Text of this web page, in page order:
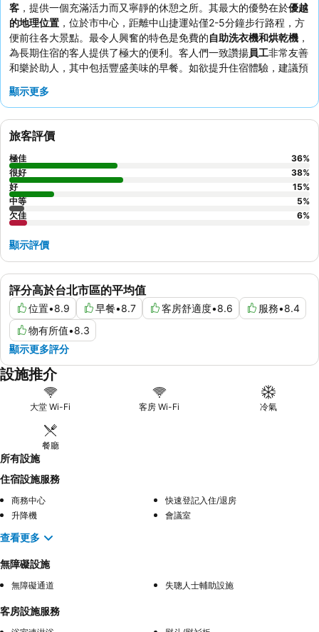
客 ，提供一個充滿活力而又寧靜的休憩之所。其最大的優勢在於優越
的地理位置 ，位於市中心，距離中山捷運站僅2-5分鐘步行路程，方
便前往各大景點。最令人興奮的特色是免費的自助洗衣機和烘乾機 ，
為長期住宿的客人提供了極大的便利。客人們一致讚揚員工非常友善
和樂於助人，其中包括豐盛美味的早餐。如欲提升住宿體驗，建議預
顯示更多
評分高於台北市區的平均值
位置•8.9 早餐•8.7 客房舒適度•8.6 服務•8.4
物有所值•8.3
顯示更多評分
旅客評價
極佳 36%
很好
38%
好
15%
中等
5%
欠佳
6%
顯示評價
設施推介
大堂 Wi-Fi 客房 Wi-Fi 冷氣
餐廳
所有設施
住宿設施服務
商務中心
快速登記入住/退房
升降機
會議室
查看更多
無障礙設施
無障礙通道 失聰人士輔助設施
客房設施服務